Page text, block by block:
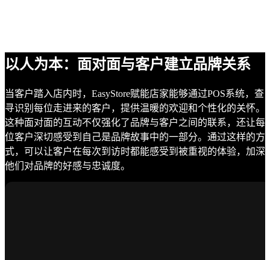
以人为本：面对面与客户建立品牌关系
当客户踏入店内时，EasyStore赋能店家能够通过POS系统，查
寻识别每位走进来的客户，提供温暖的欢迎和个性化的关怀。
这种面对面的互动不仅强化了品牌与客户之间的联系，还让每
位客户深切感受到自己是品牌故事中的一部分。通过这样的方
式，可以让客户在每次到访时都能感受到被重视的体验，加深
他们对品牌的好感与忠诚度。